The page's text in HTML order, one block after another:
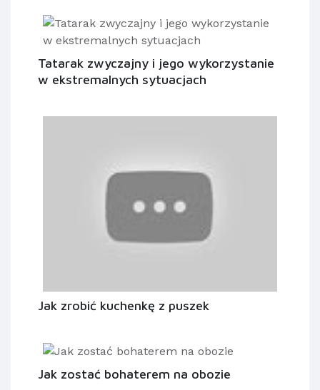
Tatarak zwyczajny i jego wykorzystanie
w ekstremalnych sytuacjach
Jak zrobić kuchenkę z puszek
Jak zostać bohaterem na obozie